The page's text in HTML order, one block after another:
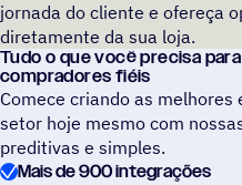
jornada do cliente e ofereça
diretamente da sua loja.
Tudo o que você precisa
compradores fiéis
Comece criando as
setor hoje mesmo com
preditivas e simples.
Mais de 900 integrações